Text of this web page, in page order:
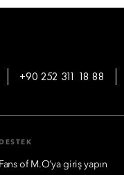
+90 252 311 18 88
DESTEK
Fans of M.O’ya giriş yapın